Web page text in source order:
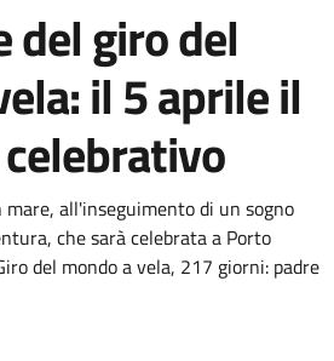
del giro del
il 5 aprile il
notizia
all'inseguimento di un sogno
che sarà celebrata a Porto
del mondo a vela, 217 giorni: padre